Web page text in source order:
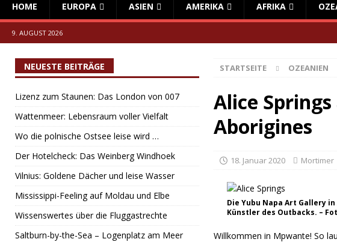
HOME EUROPA ASIEN AMERIKA AFRIKA
9. AUGUST 2026
STARTSEITE OZEANIEN
Alice
Aborigines
18. Januar 2020 Mortimer
Die Yubu Napa Art Gallery
Künstler des Outbacks. –
Willkommen in Mpwante! So
NEUESTE BEITRÄGE
Lizenz zum Staunen: Das London von 007
Wattenmeer: Lebensraum voller Vielfalt
Wo die polnische Ostsee leise wird …
Der Hotelcheck: Das Weinberg Windhoek
Vilnius: Goldene Dächer und leise Wasser
Mississippi-Feeling auf Moldau und Elbe
Wissenswertes über die Fluggastrechte
Saltburn-by-the-Sea – Logenplatz am Meer